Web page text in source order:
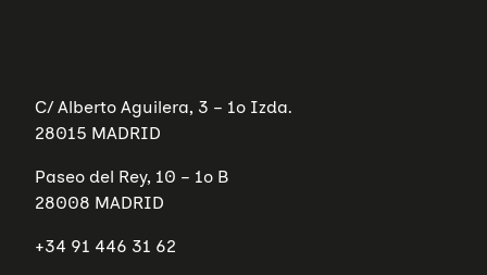
C/ Alberto Aguilera, 3 – 1º Izda.
28015 MADRID
Paseo del Rey, 10 – 1º B
28008 MADRID
+34 91 446 31 62